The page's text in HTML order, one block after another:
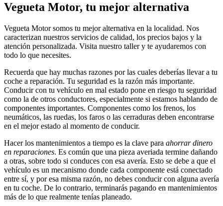
Vegueta Motor, tu mejor alternativa
Vegueta Motor somos tu mejor alternativa en la localidad. Nos
caracterizan nuestros servicios de calidad, los precios bajos y la
atención personalizada. Visita nuestro taller y te ayudaremos con
todo lo que necesites.
Recuerda que hay muchas razones por las cuales deberías llevar a tu
coche a reparación. Tu seguridad es la razón más importante.
Conducir con tu vehículo en mal estado pone en riesgo tu seguridad
como la de otros conductores, especialmente si estamos hablando de
componentes importantes. Componentes como los frenos, los
neumáticos, las ruedas, los faros o las cerraduras deben encontrarse
en el mejor estado al momento de conducir.
Hacer los mantenimientos a tiempo es la clave para ahorrar dinero
en reparaciones. Es común que una pieza averiada termine dañando
a otras, sobre todo si conduces con esa avería. Esto se debe a que el
vehículo es un mecanismo donde cada componente está conectado
entre sí, y por esa misma razón, no debes conducir con alguna avería
en tu coche. De lo contrario, terminarás pagando en mantenimientos
más de lo que realmente tenías planeado.